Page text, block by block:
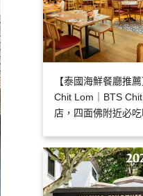
【泰國海鮮餐廳推
Chit Lom｜BTS
店，四面佛附近必